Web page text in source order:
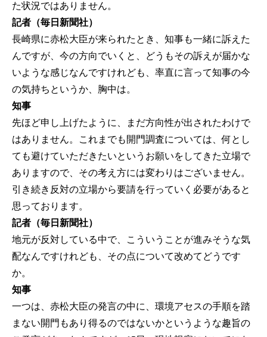
た状況ではありません。
記者（毎日新聞社）
長崎県に赤松大臣が来られたとき、知事も一緒に訴えた
んですが、今の方向でいくと、どうもその訴えが届かな
いような感じなんですけれども、率直に言って知事の今
の気持ちというか、胸中は。
知事
先ほど申し上げたように、まだ方向性が出されたわけで
はありません。これまでも開門調査については、何とし
ても避けていただきたいというお願いをしてきた立場で
ありますので、その考え方には変わりはございません。
引き続き反対の立場から要請を行っていく必要があると
思っております。
記者（毎日新聞社）
地元が反対している中で、こういうことが進みそうな気
配なんですけれども、その点について改めてどうです
か。
知事
一つは、赤松大臣の発言の中に、環境アセスの手順を踏
まない開門もあり得るのではないかというような趣旨の